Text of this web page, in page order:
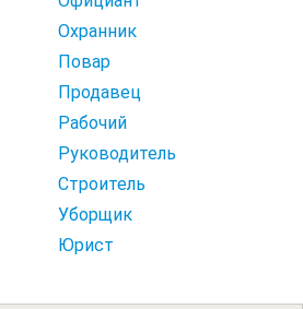
Охранник
Повар
Продавец
Рабочий
Руководитель
Строитель
Уборщик
Юрист